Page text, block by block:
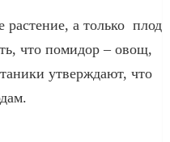
растение, а только плод
что помидор – овощ,
утверждают, что